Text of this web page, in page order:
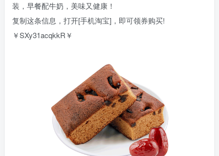
装，早餐配牛奶，美味又健康！
复制这条信息，打开[手机淘宝]，即可领券购买!
￥SXy31acqkkR￥